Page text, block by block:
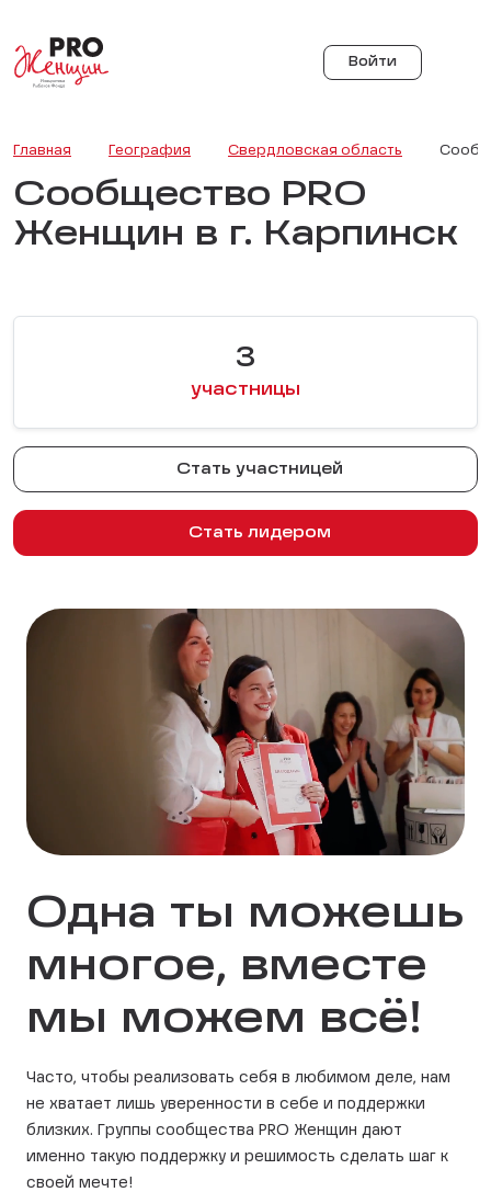
Войти
Главная География Свердловская область
Сообщество PRO
Женщин в г. Карпинск
3
участницы
Стать участницей
Стать лидером
Одна ты можешь
многое, вместе
мы можем всё!
Часто, чтобы реализовать себя в любимом деле, нам
не хватает лишь уверенности в себе и поддержки
близких. Группы сообщества PRO Женщин дают
именно такую поддержку и решимость сделать шаг к
своей мечте!